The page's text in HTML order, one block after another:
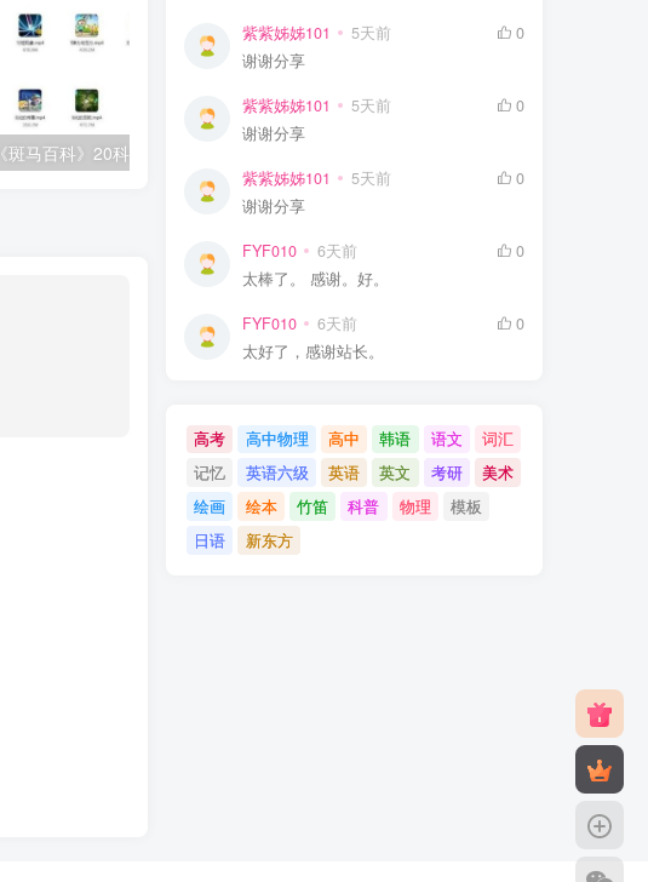
《斑马百科》20科全套高清视频
紫紫姊姊101 5天前
0
谢谢分享
紫紫姊姊101 5天前
0
谢谢分享
紫紫姊姊101 5天前
0
谢谢分享
FYF010 6天前
0
太棒了。 感谢。好。
FYF010 6天前
0
太好了，感谢站长。
高考 高中物理 高中 韩语 语文
词汇
记忆
英语六级 英语 英文 考研
美术
绘画
绘本 竹笛 科普 物理
模板
日语
新东方